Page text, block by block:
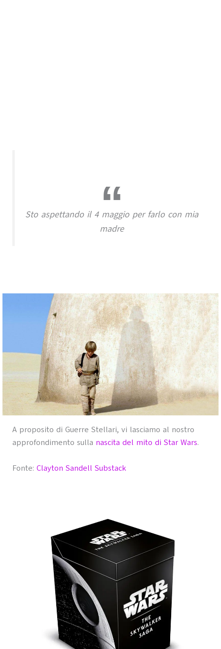
Sto aspettando il 4 maggio per farlo con mia
madre
A proposito di Guerre Stellari, vi lasciamo al nostro
approfondimento sulla nascita del mito di Star Wars.
Fonte: Clayton Sandell Substack